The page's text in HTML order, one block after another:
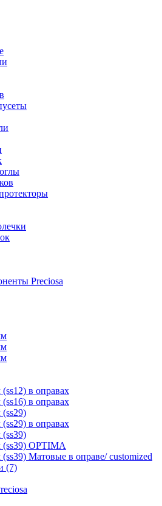
Preciosa
в оправах
в оправах
в оправах
OPTIMA
Матовые в оправе/ customized
(7)